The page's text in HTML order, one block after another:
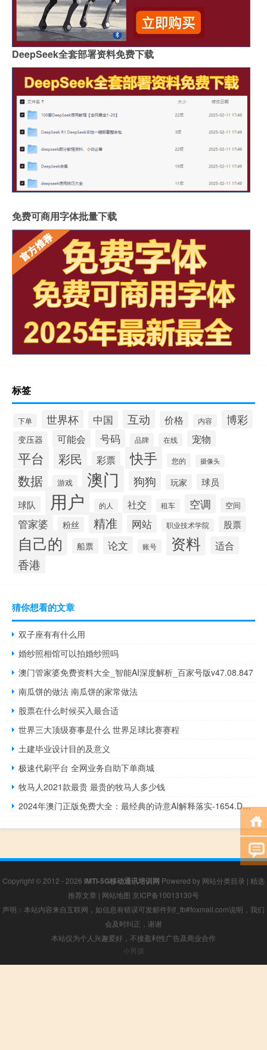
DeepSeek全套部署资料免费下载
免费可商用字体批量下载
标签
下单 世界杯 中国 互动 价格 内容 博彩
变压器 可能会 号码 品牌 在线 宠物
平台 彩民 彩票 快手 您的 摄像头
数据 游戏 澳门 狗狗 玩家
球员
球队
用户 的人 社交 租车 空调 空间
管家婆 粉丝 精准 网站 职业技术学院 股票
自己的 船票 论文 账号 资料 适合
香港
猜你想看的文章
双子座有有什么用
婚纱照相馆可以拍婚纱照吗
澳门管家婆免费资料大全_智能AI深度解析_百家号版v47.08.847
南瓜饼的做法 南瓜饼的家常做法
股票在什么时候买入最合适
世界三大顶级赛事是什么 世界足球比赛赛程
土建毕业设计目的及意义
极速代刷平台 全网业务自助下单商城
牧马人2021款最贵 最贵的牧马人多少钱
2024年澳门正版免费大全：最经典的诗意AI解释落实-1654.DS0.45
Copyright © 2012 - 2026 IMTI-5G移动通讯培训网 Powered by 网站分类目录 | 精选
推荐文章 | 网站地图 京ICP备10013130号
声明：本站内容来自互联网，如信息有错误可发邮件到f_fb#foxmail.com说明，我们
会及时纠正，谢谢
本站仅为个人兴趣爱好，不接盈利性广告及商业合作
小男孩